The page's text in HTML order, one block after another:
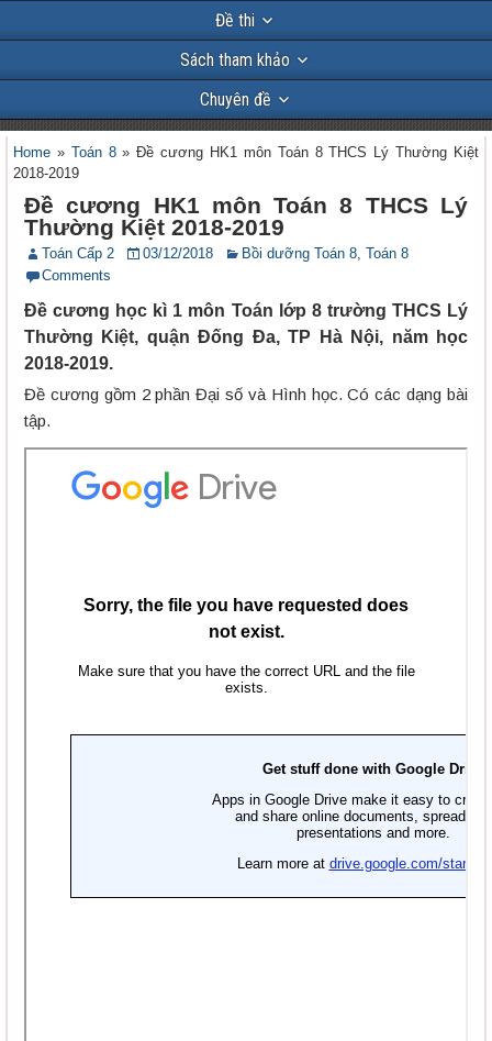
Đề thi
Sách tham khảo
Chuyên đề
Home » Toán 8»Đề cương HK1 môn Toán 8 THCS Lý Thường Kiệt
2018-2019
Đề cương HK1 môn Toán 8 THCS Lý
Thường Kiệt 2018-2019
Toán Cấp 2 03/12/2018 Bồi dưỡng Toán 8, Toán 8
Comments
Đề cương học kì 1 môn Toán lớp 8 trường THCS Lý
Thường Kiệt, quận Đống Đa, TP Hà Nội, năm học
2018-2019.
Đề cương gồm 2 phần Đại số và Hình học. Có các dạng bài
tập.